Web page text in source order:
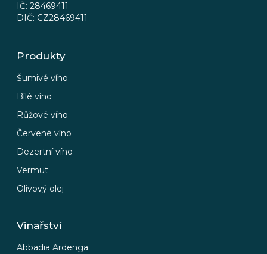
IČ: 28469411
DIČ: CZ28469411
Produkty
Šumivé víno
Bílé víno
Růžové víno
Červené víno
Dezertní víno
Vermut
Olivový olej
Vinařství
Abbadia Ardenga